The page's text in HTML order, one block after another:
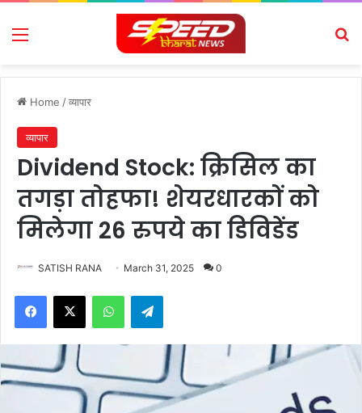
Menu
Home /व्यापार
व्यापार
Dividend Stock: क्रिसिल का
तगड़ा तोहफा! शेयरधारकों को
मिलेगा 26 रुपये का डिविडेंड
SATISH RANA March 31, 2025 0
Facebook
X WhatsAppTelegram